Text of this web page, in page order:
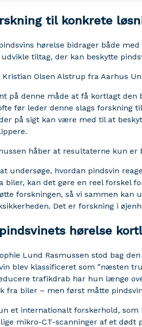
til konkrete
hørelse bidrager både
tiltag, der kan beskytte
Kristian Olsen Alstrup fra Aarhus
på denne måde at få kortlagt den
før leder denne slags forskning
på sigt kan være med til at
håber at resultaterne kun er
undersøge, hvordan pindsvin
kan det gøre en reel forskel
forskningen, så vi sammen kan
Det er forskning i
hørelse
Lund Rasmussen stod bag
blev klassificeret som ”næsten
trafikdrab har hun længe
fra biler – men først måtte
et internationalt forskerhold, som
mikro-CT-scanninger af et dødt